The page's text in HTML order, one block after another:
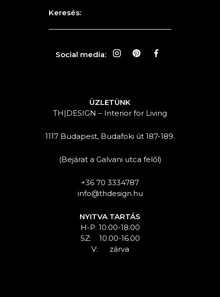
Keresés:
Social media:
ÜZLETÜNK
TH|DESIGN – Interior for Living
1117 Budapest, Budafoki út 187-189.
(Bejárat a Galvani utca felől)
+36 70 3334787
info@thdesign.hu
NYITVA TARTÁS
H-P: 10.00-18.00
SZ: 10.00-16.00
V: zárva